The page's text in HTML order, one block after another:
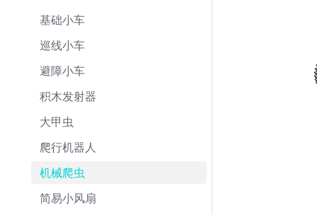
基础小车
巡线小车
避障小车
积木发射器
大甲虫
爬行机器人
机械爬虫
简易小风扇